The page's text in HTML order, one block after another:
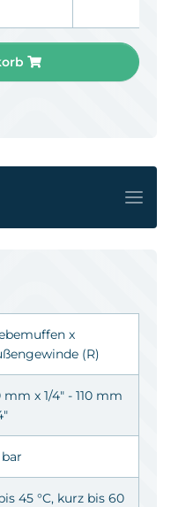
x
(R)
mm x 1/4" - 110 mm
bar
45 °C, kurz bis 60